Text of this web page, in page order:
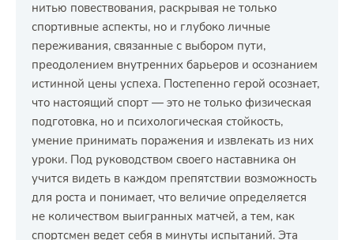
нитью повествования, раскрывая не только
спортивные аспекты, но и глубоко личные
переживания, связанные с выбором пути,
преодолением внутренних барьеров и осознанием
истинной цены успеха. Постепенно герой осознает,
что настоящий спорт — это не только физическая
подготовка, но и психологическая стойкость,
умение принимать поражения и извлекать из них
уроки. Под руководством своего наставника он
учится видеть в каждом препятствии возможность
для роста и понимает, что величие определяется
не количеством выигранных матчей, а тем, как
спортсмен ведет себя в минуты испытаний. Эта